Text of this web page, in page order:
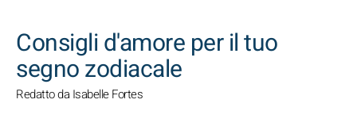
Consigli d'amore per il tuo
segno zodiacale
Redatto da Isabelle Fortes